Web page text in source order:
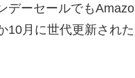
デーセールでも
10月に世代更新された